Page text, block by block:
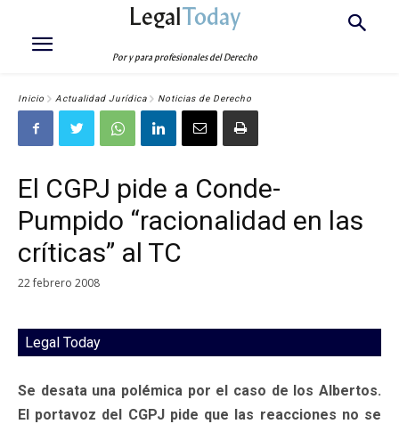
LegalToday
Por y para profesionales del Derecho
Inicio Actualidad Jurídica Noticias de Derecho
El CGPJ pide a Conde-
Pumpido “racionalidad en las
críticas” al TC
22 febrero 2008
Legal Today
Se desata una polémica por el caso de los Albertos.
El portavoz del CGPJ pide que las reacciones no se